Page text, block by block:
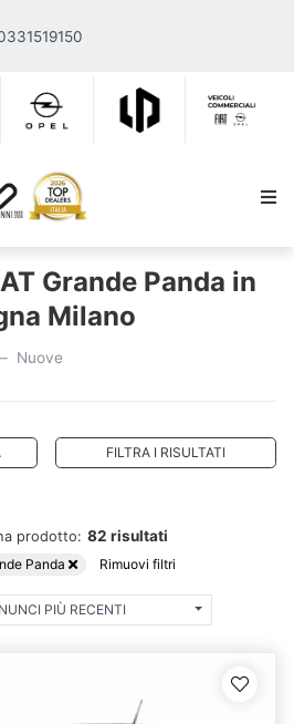
Grande Panda in
Milano
Nuove
FILTRA I RISULTATI
prodotto: 82 risultati
Panda Rimuovi filtri
PIÙ RECENTI